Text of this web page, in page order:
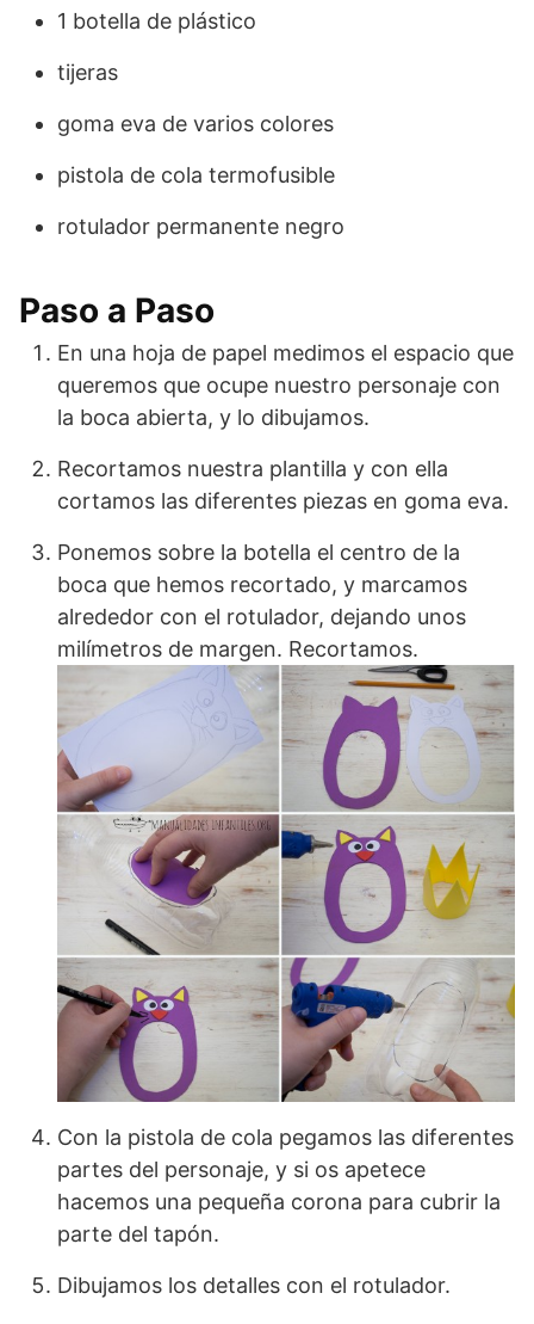
1 botella de plástico
tijeras
goma eva de varios colores
pistola de cola termofusible
rotulador permanente negro
Paso a Paso
En una hoja de papel medimos el espacio que
queremos que ocupe nuestro personaje con
la boca abierta, y lo dibujamos.
Recortamos nuestra plantilla y con ella
cortamos las diferentes piezas en goma eva.
Ponemos sobre la botella el centro de la
boca que hemos recortado, y marcamos
alrededor con el rotulador, dejando unos
milímetros de margen. Recortamos.
Con la pistola de cola pegamos las diferentes
partes del personaje, y si os apetece
hacemos una pequeña corona para cubrir la
parte del tapón.
Dibujamos los detalles con el rotulador.